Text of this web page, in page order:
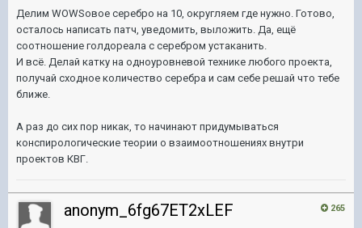
Делим WOWSовое серебро на 10, округляем где нужно. Готово,
осталось написать патч, уведомить, выложить. Да, ещё
соотношение голдореала с серебром устаканить.
И всё. Делай катку на одноуровневой технике любого проекта,
получай сходное количество серебра и сам себе решай что тебе
ближе.
А раз до сих пор никак, то начинают придумываться
конспирологические теории о взаимоотношениях внутри
проектов КВГ.
265
anonym_6fg67ET2xLEF